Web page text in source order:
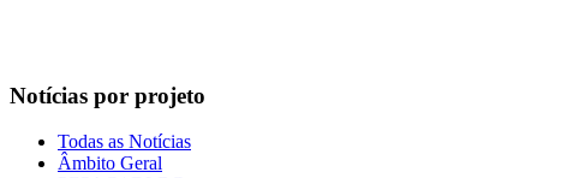
Notícias por projeto
Todas as Notícias
Âmbito Geral